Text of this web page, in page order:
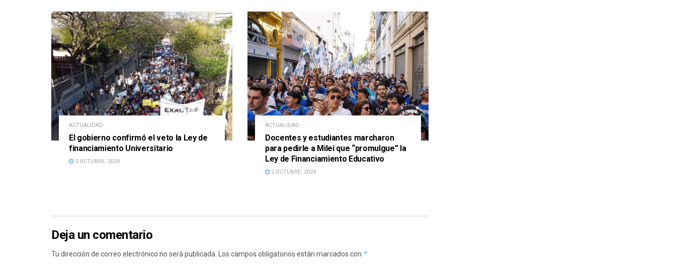
ACTUALIDAD
El gobierno confirmó el veto la Ley de
financiamiento Universitario
2 OCTUBRE, 2024
ACTUALIDAD
Docentes y estudiantes marcharon
para pedirle a Milei que “promulgue” la
Ley de Financiamiento Educativo
2 OCTUBRE, 2024
Deja un comentario
Tu dirección de correo electrónico no será publicada. Los campos obligatorios están marcados con *